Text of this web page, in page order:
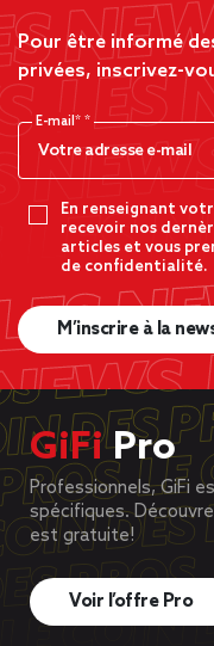
Pour être informé
privées, inscrivez-
E-mail*
En renseignant
recevoir nos
articles et vous
de confidentialité.
M’inscrire à la
GiFiPro
Professionnels, GiFi
spécifiques.
est gratuite!
Voir l’offre Pro